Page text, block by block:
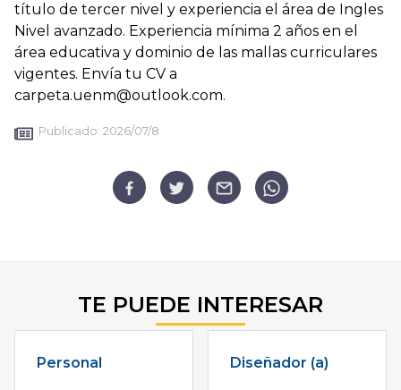
título de tercer nivel y experiencia el área de Ingles
Nivel avanzado. Experiencia mínima 2 años en el
área educativa y dominio de las mallas curriculares
vigentes. Envía tu CV a
carpeta.uenm@outlook.com.
Publicado: 2026/07/8
TE PUEDE INTERESAR
Personal Diseñador (a)